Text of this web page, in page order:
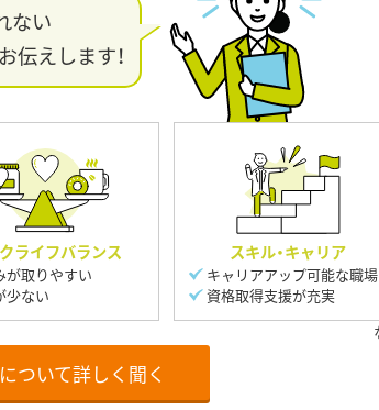
ない
伝えします！
ライフバランス
が取りやすい
少ない
スキル・キャリア
キャリアアップ可能な職場
資格取得支援が充実
ついて詳しく聞く